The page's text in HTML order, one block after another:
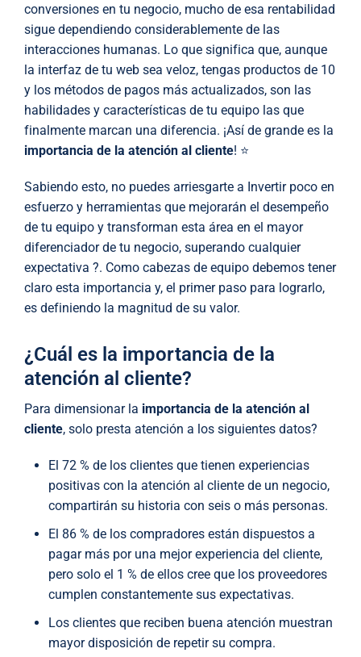
conversiones en tu negocio, mucho de esa rentabilidad
sigue dependiendo considerablemente de las
interacciones humanas. Lo que significa que, aunque
la interfaz de tu web sea veloz, tengas productos de 10
y los métodos de pagos más actualizados, son las
habilidades y características de tu equipo las que
finalmente marcan una diferencia. ¡Así de grande es la
importancia de la atención al cliente! ⭐
Sabiendo esto, no puedes arriesgarte a Invertir poco en
esfuerzo y herramientas que mejorarán el desempeño
de tu equipo y transforman esta área en el mayor
diferenciador de tu negocio, superando cualquier
expectativa ?. Como cabezas de equipo debemos tener
claro esta importancia y, el primer paso para lograrlo,
es definiendo la magnitud de su valor.
¿Cuál es la importancia de la
atención al cliente?
Para dimensionar la importancia de la atención al
cliente, solo presta atención a los siguientes datos?
El 72 % de los clientes que tienen experiencias
positivas con la atención al cliente de un negocio,
compartirán su historia con seis o más personas.
El 86 % de los compradores están dispuestos a
pagar más por una mejor experiencia del cliente,
pero solo el 1 % de ellos cree que los proveedores
cumplen constantemente sus expectativas.
Los clientes que reciben buena atención muestran
mayor disposición de repetir su compra.